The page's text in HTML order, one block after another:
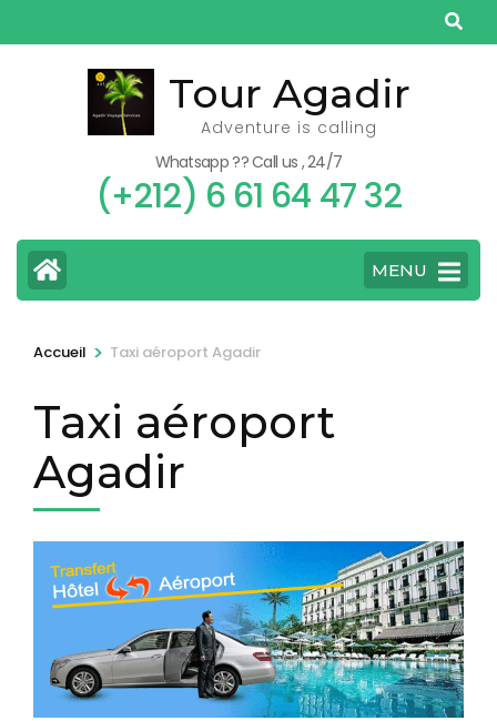
au
Tour Agadir
Adventure is calling
Whatsapp ?? Call us , 24/7
(+212) 6 61 64 47 32
MENU
Accueil > Taxi aéroport Agadir
Taxi aéroport
Agadir